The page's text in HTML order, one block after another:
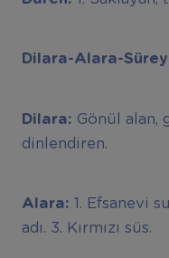
Dilara-Alara-
Dilara: Gönül alan,
dinlendiren.
Alara: 1. Efsanevi
adı. 3. Kırmızı süs.